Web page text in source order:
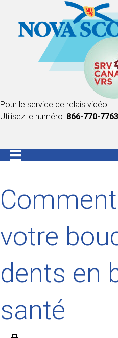
Pour le service de relais vidéo
Utilisez le numéro: 866-770-7763
votre
dents en
santé